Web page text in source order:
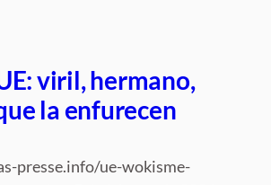
viril, hermano,
la enfurecen
presse.info/ue-wokisme-